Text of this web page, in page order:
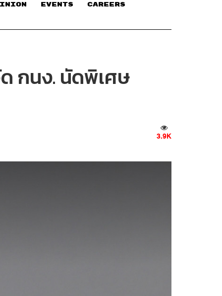
EVENTS CAREERS
กนง. นัดพิเศษ
3.9K